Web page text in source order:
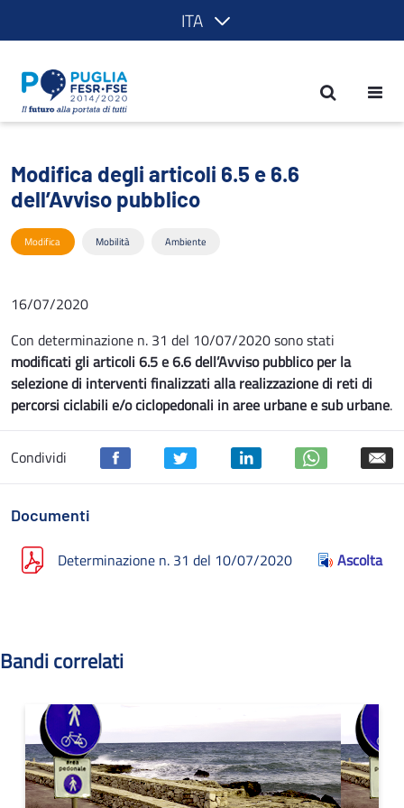
ITA
Modifica degli articoli 6.5 e 6.6
Modifica degli articoli 6.5 e 6.6
dell’Avviso pubblico
Modifica Mobilità Ambiente
16/07/2020
Con determinazione n. 31 del 10/07/2020 sono stati
modificati gli articoli 6.5 e 6.6 dell’Avviso pubblico per la
selezione di interventi finalizzati alla realizzazione di reti di
percorsi ciclabili e/o ciclopedonali in aree urbane e sub urbane.
Condividi
Documenti
Determinazione n. 31 del 10/07/2020 Ascolta
Bandi correlati